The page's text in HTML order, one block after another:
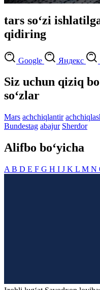
tars so‘zi
qidiring
Google Яндекс
Siz uchun qiziq
so‘zlar
Mars achchiqlantir
Bundestag abajur Sherdor
Alifbo bo‘yicha
A B D E F G H I J K L M N